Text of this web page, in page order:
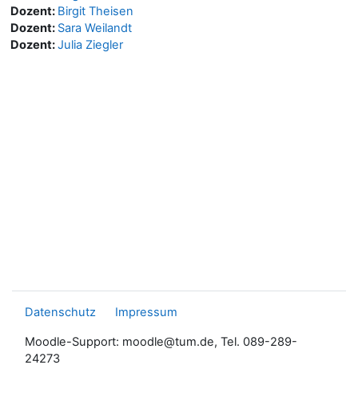
Dozent: Birgit Theisen
Dozent: Sara Weilandt
Dozent:Julia Ziegler
Datenschutz Impressum
Moodle-Support: moodle@tum.de, Tel. 089-289-
24273